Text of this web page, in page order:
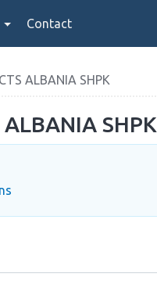
Contact
ALBANIA SHPK
SHPK